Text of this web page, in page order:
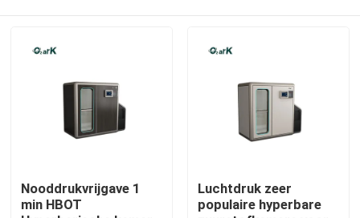
Nooddrukvrijgave 1
min HBOT
Luchtdruk zeer
populaire hyperbare